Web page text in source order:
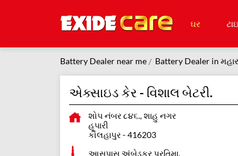
ઘર
Battery Dealer near me Battery Dealer in
એક્સાઇડ કેર - વિશાલ બેટરી.
શોપ નંબર ૮૪૬., શાહુ નગર
હૂપારી
કોલહાપુર-416203
આસપાસ અંબેડકર પ્રતિમા.